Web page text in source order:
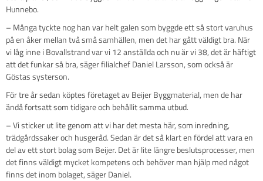
Hunnebo.
– Många tyckte nog han var helt galen som byggde ett så stort varuhus
på en åker mellan två små samhällen, men det har gått väldigt bra. När
vi låg inne i Bovallstrand var vi 12 anställda och nu är vi 38, det är häftigt
att det funkar så bra, säger filialchef Daniel Larsson, som också är
Göstas systerson.
För tre år sedan köptes företaget av Beijer Byggmaterial, men de har
ändå fortsatt som tidigare och behållit samma utbud.
– Vi sticker ut lite genom att vi har det mesta här, som inredning,
trädgårdssaker och husgeråd. Sedan är det så klart en fördel att vara en
del av ett stort bolag som Beijer. Det är lite längre beslutsprocesser, men
det finns väldigt mycket kompetens och behöver man hjälp med något
finns det inom bolaget, säger Daniel.